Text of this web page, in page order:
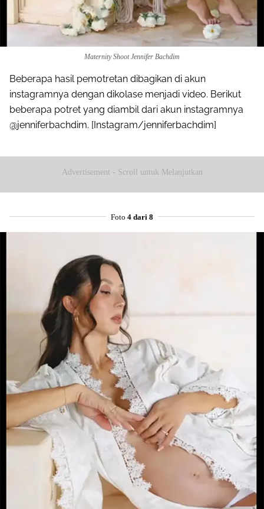
Maternity Shoot Jennifer Bachdim
Beberapa hasil pemotretan dibagikan di akun
instagramnya dengan dikolase menjadi video. Berikut
beberapa potret yang diambil dari akun instagramnya
@jenniferbachdim. [Instagram/jenniferbachdim]
Advertisement - Scroll untuk Melanjutkan
Foto 4 dari 8